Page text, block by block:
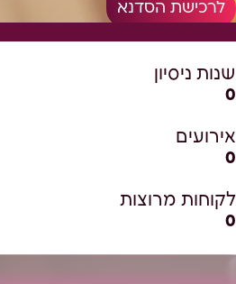
לרכישת הסדנא
שנות ניסיון
0
אירועים
0
לקוחות מרוצות
0